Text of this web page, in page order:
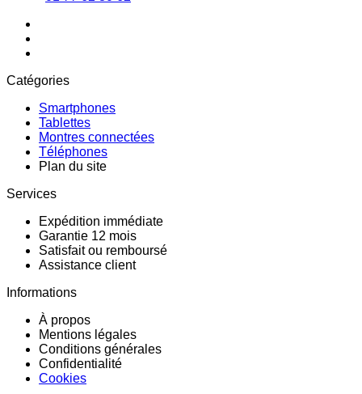
Catégories
Smartphones
Tablettes
Montres connectées
Téléphones
Plan du site
Services
Expédition immédiate
Garantie 12 mois
Satisfait ou remboursé
Assistance client
Informations
À propos
Mentions légales
Conditions générales
Confidentialité
Cookies